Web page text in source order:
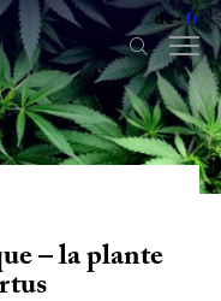
de fr
– la plante